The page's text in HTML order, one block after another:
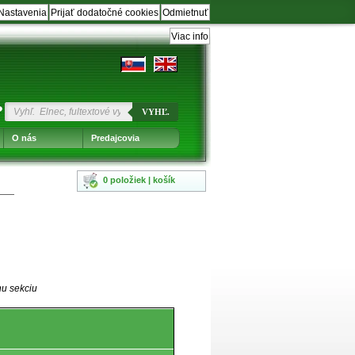
Odmietnuť
Prijať dodatočné cookies
Nastavenia
Viac info
VYHĽ.
O nás Predajcovia
0 položiek | košík
sekciu